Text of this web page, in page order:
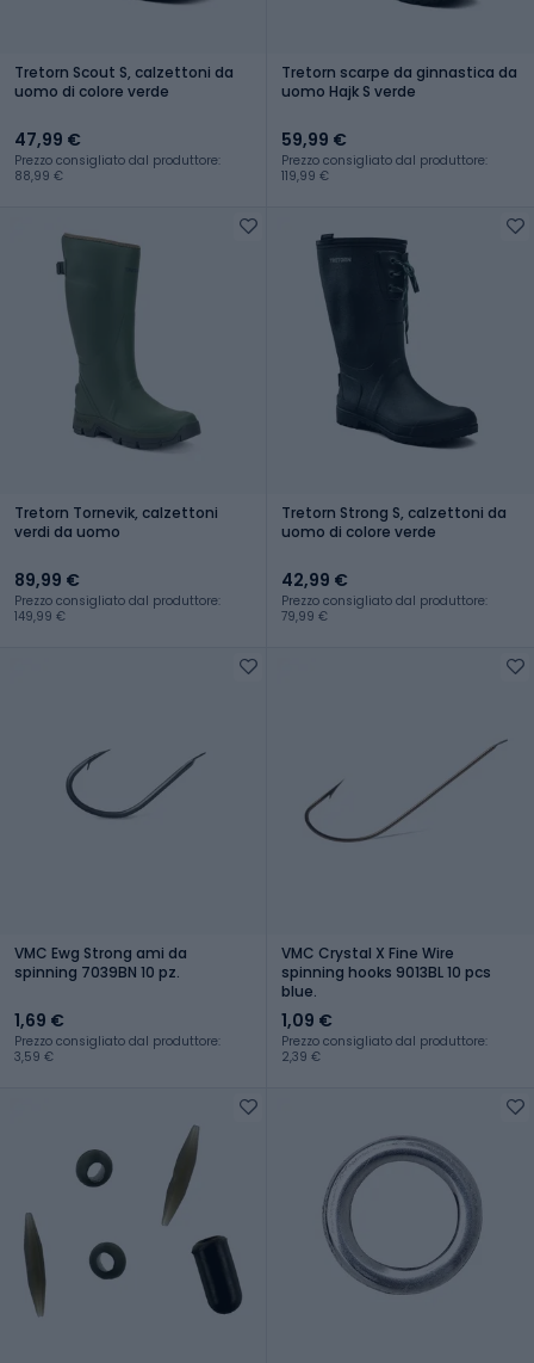
Tretorn Scout S, calzettoni da
uomo di colore verde
47,99 €
Prezzo consigliato dal produttore:
88,99 €
Tretorn scarpe da ginnastica da
uomo Hajk S verde
59,99 €
Prezzo consigliato dal produttore:
119,99 €
Tretorn Tornevik, calzettoni
verdi da uomo
89,99 €
Prezzo consigliato dal produttore:
149,99 €
Tretorn Strong S, calzettoni da
uomo di colore verde
42,99 €
Prezzo consigliato dal produttore:
79,99 €
VMC Ewg Strong ami da
spinning 7039BN 10 pz.
1,69 €
Prezzo consigliato dal produttore:
3,59 €
VMC Crystal X Fine Wire
spinning hooks 9013BL 10 pcs
blue.
1,09 €
Prezzo consigliato dal produttore:
2,39 €